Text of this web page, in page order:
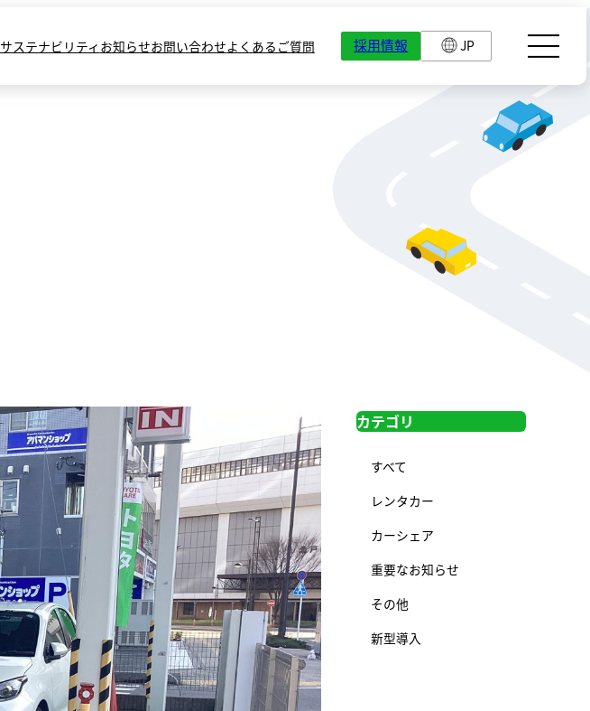
サステナビリティ お知らせお問い合わせよくあるご質問 採用情報 JP
カテゴリ
すべて
レンタカー
カーシェア
重要なお知らせ
その他
新型導入